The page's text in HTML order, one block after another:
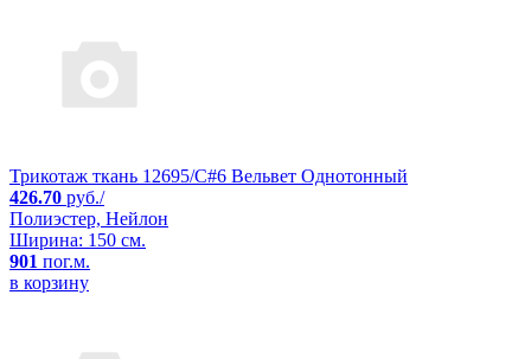
Трикотаж ткань 12695/C#6 Вельвет Однотонный
426.70 руб./
Полиэстер, Нейлон
Ширина: 150 см.
901 пог.м.
в корзину